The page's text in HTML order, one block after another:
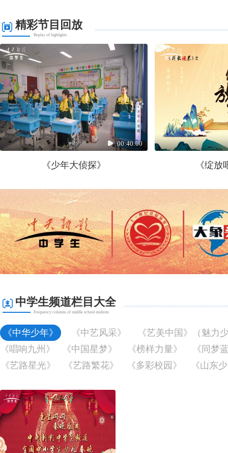
精彩节目回放
Replay of highlights
00:40:00
《少年大侦探》 《绽放
中学生频道栏目大全
Frequency columns of middle school students
《中华少年》 《中艺风采》
《艺美中国》（魅力
《唱响九州》
《中国星梦》 《榜样力量》
《同梦
《艺路星光》
《艺路繁花》 《多彩校园》 《山东